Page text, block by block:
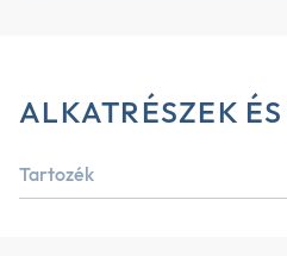
ALKATRÉSZEK
Tartozék